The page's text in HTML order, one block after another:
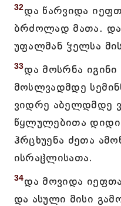
32და წარვიდა
ბრძოლად მათა. და
უფალმან ჴელსა
33და მოსრნა
მოსლვადმდე
ვიდრე აბელდმდე
წყლულებითა
ჰრცხუენა ძეთა
ისრაჱლისათა.
34და მოვიდა
და ასული მისი